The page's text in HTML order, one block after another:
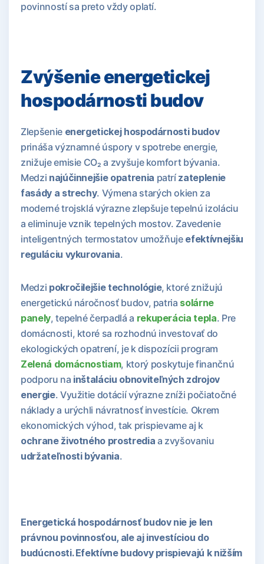
povinností sa preto vždy oplatí.
Zvýšenie energetickej
hospodárnosti budov
Zlepšenie energetickej hospodárnosti budov
prináša významné úspory v spotrebe energie,
znižuje emisie CO₂ a zvyšuje komfort bývania.
Medzi najúčinnejšie opatrenia patrízateplenie
fasády a strechy. Výmena starých okien za
moderné trojsklá výrazne zlepšuje tepelnú izoláciu
a eliminuje vznik tepelných mostov. Zavedenie
inteligentných termostatov umožňuje efektívnejšiu
reguláciu vykurovania.
Medzi pokročilejšie technológie, ktoré znižujú
energetickú náročnosť budov, patria solárne
panely, tepelné čerpadlá a rekuperácia tepla. Pre
domácnosti, ktoré sa rozhodnú investovať do
ekologických opatrení, je k dispozícii program
Zelená domácnostiam, ktorý poskytuje finančnú
podporu na inštaláciu obnoviteľných zdrojov
energie. Využitie dotácií výrazne zníži počiatočné
náklady a urýchli návratnosť investície. Okrem
ekonomických výhod, tak prispievame aj k
ochrane životného prostredia a zvyšovaniu
udržateľnosti bývania.
Energetická hospodárnosť budov nie je len
právnou povinnosťou, ale aj investíciou do
budúcnosti. Efektívne budovy prispievajú k nižším